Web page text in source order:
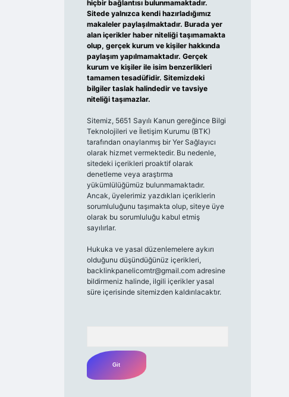
hiçbir bağlantısı bulunmamaktadır.
Sitede yalnızca kendi hazırladığımız
makaleler paylaşılmaktadır. Burada yer
alan içerikler haber niteliği taşımamakta
olup, gerçek kurum ve kişiler hakkında
paylaşım yapılmamaktadır. Gerçek
kurum ve kişiler ile isim benzerlikleri
tamamen tesadüfidir. Sitemizdeki
bilgiler taslak halindedir ve tavsiye
niteliği taşımazlar.
Sitemiz, 5651 Sayılı Kanun gereğince Bilgi
Teknolojileri ve İletişim Kurumu (BTK)
tarafından onaylanmış bir Yer Sağlayıcı
olarak hizmet vermektedir. Bu nedenle,
sitedeki içerikleri proaktif olarak
denetleme veya araştırma
yükümlülüğümüz bulunmamaktadır.
Ancak, üyelerimiz yazdıkları içeriklerin
sorumluluğunu taşımakta olup, siteye üye
olarak bu sorumluluğu kabul etmiş
sayılırlar.
Hukuka ve yasal düzenlemelere aykırı
olduğunu düşündüğünüz içerikleri,
backlinkpanelicomtr@gmail.comadresine
bildirmeniz halinde, ilgili içerikler yasal
süre içerisinde sitemizden kaldırılacaktır.